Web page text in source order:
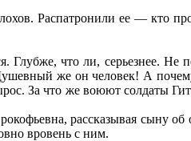
Распатронили ее — кто
что ли, серьезнее. Не
же он человек! А
За что же воюют солдаты
рассказывая сыну
вровень с ним.